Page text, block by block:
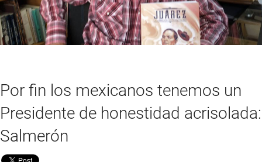
Por fin los mexicanos tenemos un
Presidente de honestidad acrisolada:
Salmerón